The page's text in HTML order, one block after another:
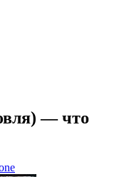
— что